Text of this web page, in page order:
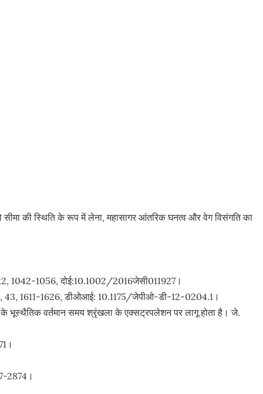
की स्थिति के रूप में लेना, महासागर आंतरिक घनत्व और वेग विसंगति का
1042-1056, दोई:10.1002/2016जेसी011927।
43, 1611-1626, डीओआई: 10.1175/जेपीओ-डी-12-0204.1।
वर्तमान समय श्रृंखला के एक्सट्रपलेशन पर लागू होता है। जे.
2874।